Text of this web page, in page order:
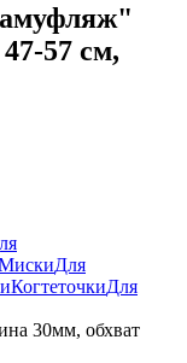
57 см,
Для
КогтеточкиДля
30мм, обхват